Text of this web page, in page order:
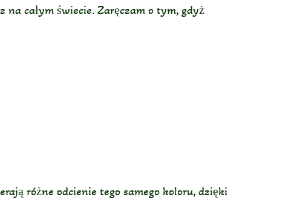
całym świecie. Zaręczam o tym, gdyż
różne odcienie tego samego koloru, dzięki